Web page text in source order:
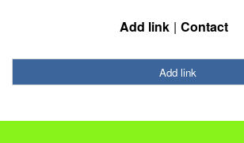
Add link Contact
Add link